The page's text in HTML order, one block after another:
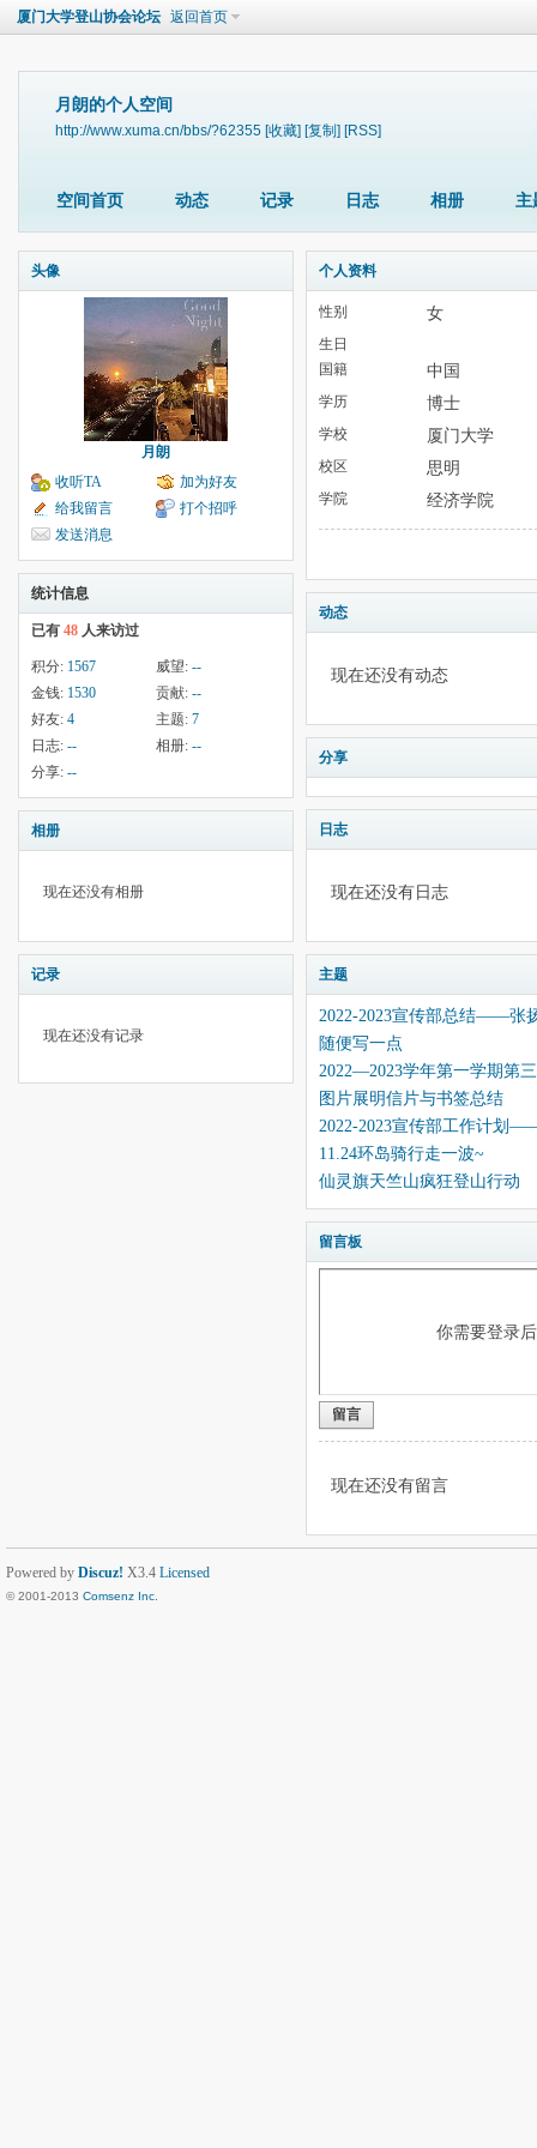
厦门大学登山协会论坛 返回首页
月朗的个人空间
http://www.xuma.cn/bbs/?62355 [收藏] [复制] [RSS]
空间首页 动态 记录 日志 相册 主
头像
月朗
收听TA
加为好友
给我留言
打个招呼
发送消息
统计信息
已有 48 人来访过
积分: 1567 威望: --
金钱: 1530 贡献: --
好友: 4 主题: 7
日志: -- 相册: --
分享: --
相册
现在还没有相册
记录
现在还没有记录
个人资料
性别 女
生日
国籍
中国
学历 博士
学校 厦门大学
校区 思明
学院 经济学院
动态
现在还没有动态
分享
日志
现在还没有日志
主题
2022-2023宣传部总结——张
随便写一点
2022—2023学年第一学期第
图片展明信片与书签总结
2022-2023宣传部工作计划
11.24环岛骑行走一波~
仙灵旗天竺山疯狂登山行动
留言板
你需要登录
留言
现在还没有留言
Powered by Discuz! X3.4 Licensed
© 2001-2013 Comsenz Inc.